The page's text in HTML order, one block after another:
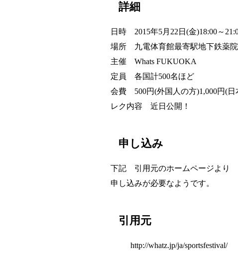
詳細
日時 2015年5月22日(金)18:00～
場所 九電体育館最寄駅地下鉄薬
主催 Whats FUKUOKA
定員 各国計500名ほど
会費 500円(外国人の方)1,000円(日
レク内容 近日公開！
申し込み
下記 引用元のホームページより
申し込みが必要なようです。
引用元
http://whatz.jp/ja/sportsfestival/